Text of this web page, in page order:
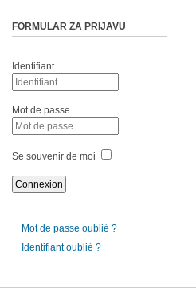
FORMULAR ZA PRIJAVU
Identifiant
Mot de passe
Se souvenir de moi
Mot de passe oublié ?
Identifiant oublié ?